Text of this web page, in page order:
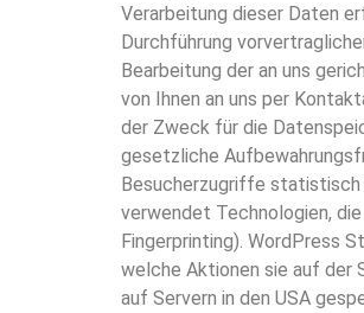
Verarbeitung dieser Daten
Durchführung
Bearbeitung der an uns
von Ihnen an uns per
der Zweck für die
gesetzliche
Besucherzugriffe statistisch
verwendet Technologien,
Fingerprinting). WordPress
welche Aktionen sie auf der
auf Servern in den USA